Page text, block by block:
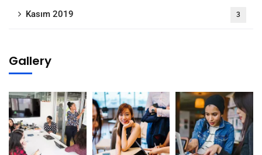
Kasım 2019 3
Gallery